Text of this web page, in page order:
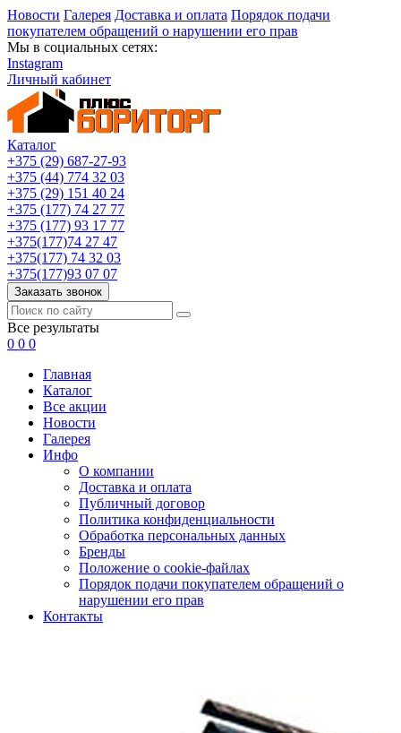
Новости Галерея Доставка и оплата Порядок подачи
покупателем обращений о нарушении его прав
Мы в социальных сетях:
Instagram
Личный кабинет
Каталог
+375 (29) 687-27-93
+375 (44) 774 32 03
+375 (29) 151 40 24
+375 (177) 74 27 77
+375 (177) 93 17 77
+375(177)74 27 47
+375(177) 74 32 03
+375(177)93 07 07
Заказать звонок
Все результаты
0 0 0
Главная
Каталог
Все акции
Новости
Галерея
Инфо
О компании
Доставка и оплата
Публичный договор
Политика конфиденциальности
Обработка персональных данных
Бренды
Положение о cookie-файлах
Порядок подачи покупателем обращений о
нарушении его прав
Контакты